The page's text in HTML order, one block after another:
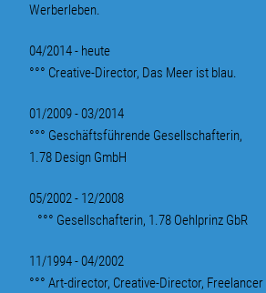
Werberleben.
04/2014 - heute
°°° Creative-Director, Das Meer ist blau.
01/2009 - 03/2014
°°° Geschäftsführende Gesellschafterin,
1.78 Design GmbH
05/2002 - 12/2008
°°° Gesellschafterin, 1.78 Oehlprinz GbR
11/1994 - 04/2002
°°° Art-director, Creative-Director,